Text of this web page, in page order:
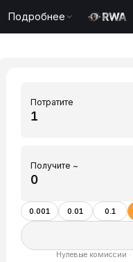
Подробнее
Потратите
Получите ~
0.001 0.01 0.1
Нулевые комиссии